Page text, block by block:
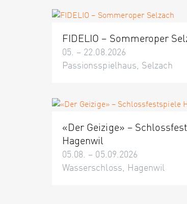
FIDELIO – Sommeroper
05. – 22.08.2026
Passionsspielhaus, Selzach
«Der Geizige» –
Hagenwil
05.08. – 05.09.2026
Wasserschloss, Hagenwil